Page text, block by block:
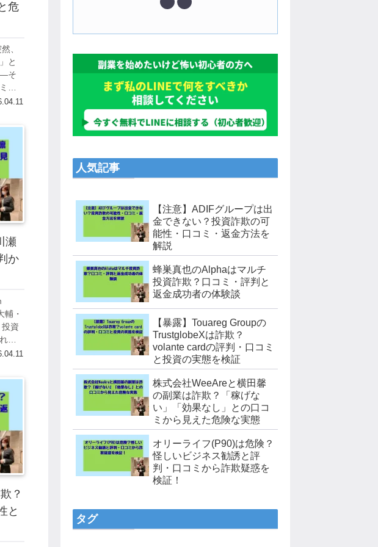
危
、
と
そ
や
パリ
瀬
か
輔・
資
自
複数
？
と
人気記事
【注意】ADIFグループは出
金できない？投資詐欺の可
能性・口コミ・返金方法を
解説
蜂巣真也のAlphaはマルチ
投資詐欺？口コミ・評判と
返金成功者の体験談
【暴露】Touareg Groupの
TrustglobeXは詐欺？
volante cardの評判・口コミ
と投資の実態を検証
株式会社WeeAreと横田馨
の副業は詐欺？「稼げな
い」「効果なし」との口コ
ミから見えた危険な実態
オリーライフ(P90)は危険？
怪しいビジネス勧誘と評
判・口コミから詐欺疑惑を
検証！
タグ